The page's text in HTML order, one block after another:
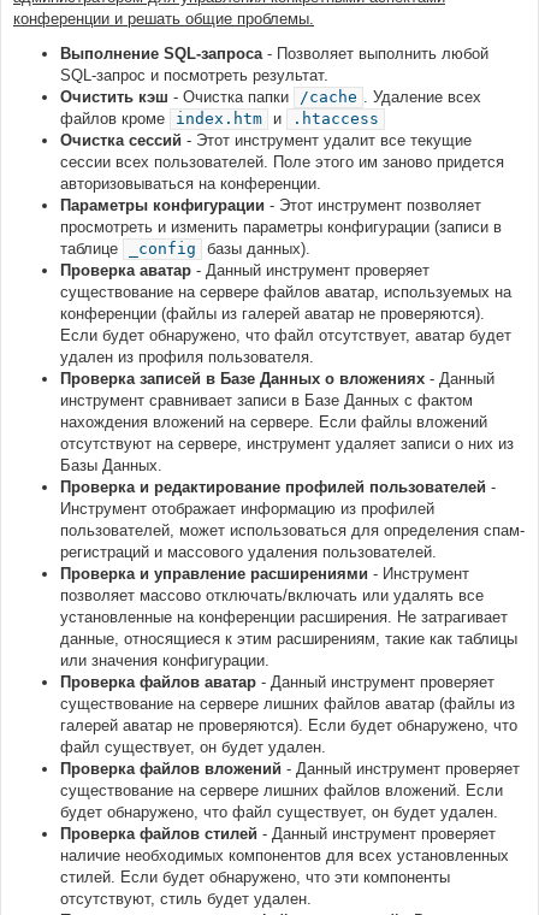
конференции и решать общие проблемы.
Выполнение SQL-запроса - Позволяет выполнить любой
SQL-запрос и посмотреть результат.
Очистить кэш - Очистка папки /cache
. Удаление всех
файлов кроме
index.htm и
.htaccess
Очистка сессий - Этот инструмент удалит все текущие
сессии всех пользователей. Поле этого им заново придется
авторизовываться на конференции.
Параметры конфигурации - Этот инструмент позволяет
просмотреть и изменить параметры конфигурации (записи в
таблице
_config
базы данных).
Проверка аватар - Данный инструмент проверяет
существование на сервере файлов аватар, используемых на
конференции (файлы из галерей аватар не проверяются).
Если будет обнаружено, что файл отсутствует, аватар будет
удален из профиля пользователя.
Проверка записей в Базе Данных о вложениях - Данный
инструмент сравнивает записи в Базе Данных с фактом
нахождения вложений на сервере. Если файлы вложений
отсутствуют на сервере, инструмент удаляет записи о них из
Базы Данных.
Проверка и редактирование профилей пользователей -
Инструмент отображает информацию из профилей
пользователей, может использоваться для определения спам-
регистраций и массового удаления пользователей.
Проверка и управление расширениями - Инструмент
позволяет массово отключать/включать или удалять все
установленные на конференции расширения. Не затрагивает
данные, относящиеся к этим расширениям, такие как таблицы
или значения конфигурации.
Проверка файлов аватар - Данный инструмент проверяет
существование на сервере лишних файлов аватар (файлы из
галерей аватар не проверяются). Если будет обнаружено, что
файл существует, он будет удален.
Проверка файлов вложений - Данный инструмент проверяет
существование на сервере лишних файлов вложений. Если
будет обнаружено, что файл существует, он будет удален.
Проверка файлов стилей - Данный инструмент проверяет
наличие необходимых компонентов для всех установленных
стилей. Если будет обнаружено, что эти компоненты
отсутствуют, стиль будет удален.